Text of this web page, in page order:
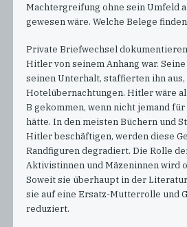
Machtergreifung ohne sein Umfeld
gewesen wäre. Welche Belege
Private Briefwechsel
Hitler von seinem Anhang war.
seinen Unterhalt, staffierten ihn
Hotelübernachtungen. Hitler wäre
B gekommen, wenn nicht jemand
hätte. In den meisten Büchern und
Hitler beschäftigen, werden diese
Randfiguren degradiert. Die Rolle
Aktivistinnen und Mäzeninnen wird
Soweit sie überhaupt in der
sie auf eine Ersatz-Mutterrolle und
reduziert.